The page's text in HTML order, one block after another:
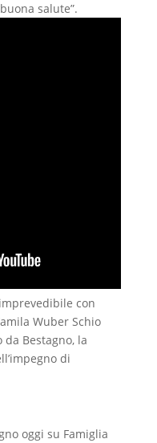
salute”.
con
Wuber Schio
Bestagno, la
di
oggi su Famiglia